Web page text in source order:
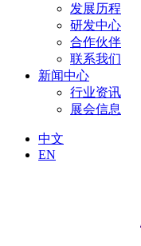
发展历程
研发中心
合作伙伴
联系我们
新闻中心
行业资讯
展会信息
中文
EN